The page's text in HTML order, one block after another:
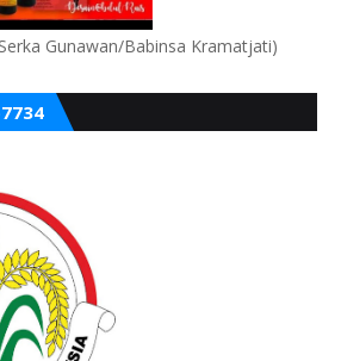
Gunawan/Babinsa Kramatjati)